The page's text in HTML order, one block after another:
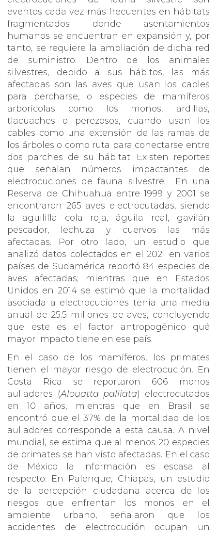
eventos cada vez más frecuentes en hábitats
fragmentados donde asentamientos
humanos se encuentran en expansión y, por
tanto, se requiere la ampliación de dicha red
de suministro. Dentro de los animales
silvestres, debido a sus hábitos, las más
afectadas son las aves que usan los cables
para percharse, o especies de mamíferos
arborícolas como los monos, ardillas,
tlacuaches o perezosos, cuando usan los
cables como una extensión de las ramas de
los árboles o como ruta para conectarse entre
dos parches de su hábitat. Existen reportes
que señalan números impactantes de
electrocuciones de fauna silvestre. En una
Reserva de Chihuahua entre 1999 y 2001 se
encontraron 265 aves electrocutadas, siendo
la aguililla cola roja, águila real, gavilán
pescador, lechuza y cuervos las más
afectadas. Por otro lado, un estudio que
analizó datos colectados en el 2021 en varios
países de Sudamérica reportó 84 especies de
aves afectadas; mientras que en Estados
Unidos en 2014 se estimó que la mortalidad
asociada a electrocuciones tenía una media
anual de 25.5 millones de aves, concluyendo
que este es el factor antropogénico qué
mayor impacto tiene en ese país.
En el caso de los mamíferos, los primates
tienen el mayor riesgo de electrocución. En
Costa Rica se reportaron 606 monos
aulladores (Alouatta palliata) electrocutados
en 10 años, mientras que en Brasil se
encontró que el 37% de la mortalidad de los
aulladores corresponde a esta causa. A nivel
mundial, se estima que al menos 20 especies
de primates se han visto afectadas. En el caso
de México la información es escasa al
respecto. En Palenque, Chiapas, un estudio
de la percepción ciudadana acerca de los
riesgos que enfrentan los monos en el
ambiente urbano, señalaron que los
accidentes de electrocución ocupan un